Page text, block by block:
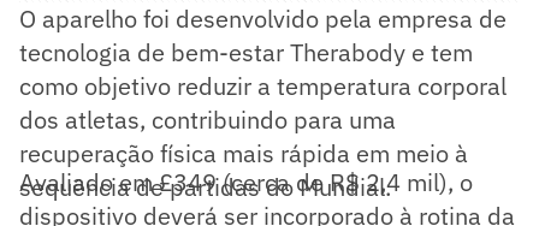
O aparelho foi desenvolvido pela empresa de
tecnologia de bem-estar Therabody e tem
como objetivo reduzir a temperatura corporal
dos atletas, contribuindo para uma
recuperação física mais rápida em meio à
sequência de partidas do Mundial.
Avaliado em £349 (cerca de R$ 2,4 mil), o
dispositivo deverá ser incorporado à rotina da